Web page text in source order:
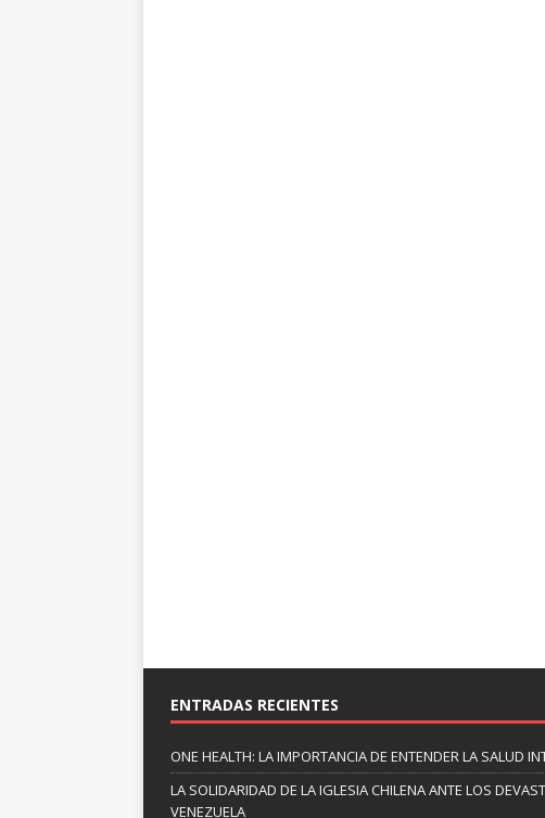
ENTRADAS RECIENTES
ONE HEALTH: LA IMPORTANCIA DE ENTENDER LA SALUD
LA SOLIDARIDAD DE LA IGLESIA CHILENA ANTE LOS
VENEZUELA